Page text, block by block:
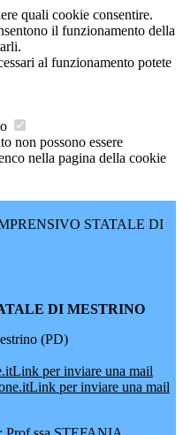
quali cookie consentire.
il funzionamento della
al funzionamento potete
non possono essere
nella pagina della cookie
STATALE DI
DI MESTRINO
(PD)
Link per inviare una mail
Link per inviare una mail